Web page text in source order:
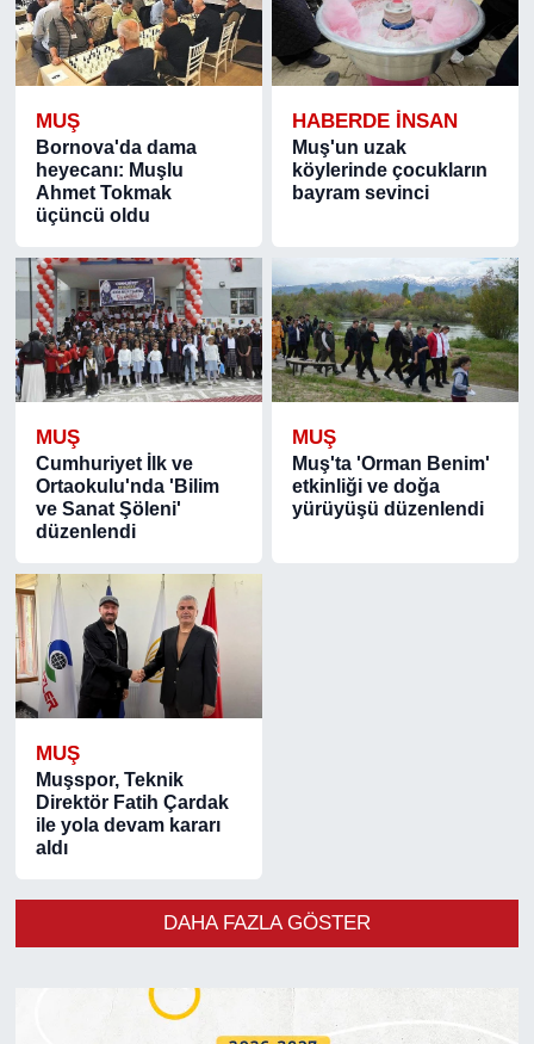
MUŞ
Bornova'da dama
heyecanı: Muşlu
Ahmet Tokmak
üçüncü oldu
HABERDE INSAN
Muş'un uzak
köylerinde çocukların
bayram sevinci
MUŞ
Cumhuriyet İlk ve
Ortaokulu'nda 'Bilim
ve Sanat Şöleni'
düzenlendi
MUŞ
Muş'ta 'Orman Benim'
etkinliği ve doğa
yürüyüşü düzenlendi
MUŞ
Muşspor, Teknik
Direktör Fatih Çardak
ile yola devam kararı
aldı
DAHA FAZLA GÖSTER